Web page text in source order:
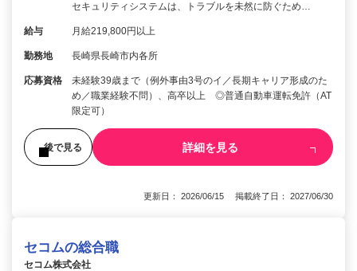
セキュリティシステムは、トラブルを未然に防ぐため…
給与 月給219,800円以上
勤務地 長崎県長崎市内各所
応募資格
未経験39歳まで（例外事由3号のイ／長期キャリア形成のた
め／職業経験不問）、高卒以上 ◎普通自動車運転免許（AT
限定可）
後で見る 詳細を見る
更新日： 2026/06/15 掲載終了日： 2027/06/30
セコムの総合職
セコム株式会社